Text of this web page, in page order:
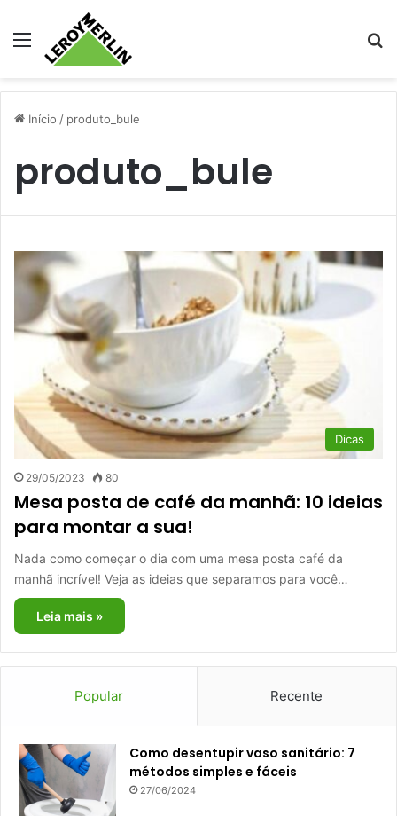
Menu
Início / produto_bule
produto_bule
Dicas
29/05/2023 80
Mesa posta de café da manhã: 10 ideias
para montar a sua!
Nada como começar o dia com uma mesa posta café da
manhã incrível! Veja as ideias que separamos para você…
Leia mais »
Popular Recente
Como desentupir vaso sanitário: 7
métodos simples e fáceis
27/06/2024